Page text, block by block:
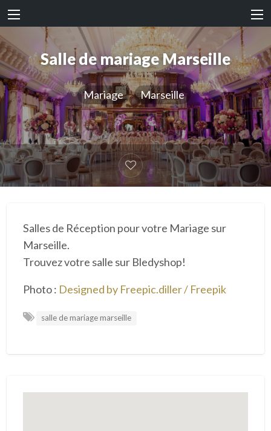
Salle de mariage Marseille
Mariage Marseille
Salles de Réception pour votre Mariage sur
Marseille.
Trouvez votre salle sur Bledyshop!
Photo : Designed by Freepic.diller / Freepik
salle de mariage marseille